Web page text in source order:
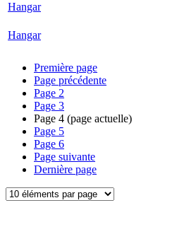
Hangar
Hangar
Première page
Page précédente
Page 2
Page 3
Page 4 (page actuelle)
Page 5
Page 6
Page suivante
Dernière page